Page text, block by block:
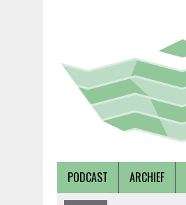
PODCAST ARCHIEF